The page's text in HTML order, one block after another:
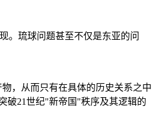
。琉球问题甚至不仅是东亚的问
，从而只有在具体的历史关系之中
破21世纪"新帝国"秩序及其逻辑的